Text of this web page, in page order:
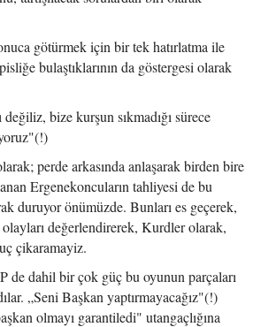
götürmek için bir tek hatırlatma ile
bulaştıklarının da göstergesi olarak
bize kurşun sıkmadığı sürece
perde arkasında anlaşarak birden bire
Ergenekoncuların tahliyesi de bu
duruyor önümüzde. Bunları es geçerek,
değerlendirerek, Kurdler olarak,
çikaramayiz.
de dahil bir çok güç bu oyunun parçaları
„Seni Başkan yaptırmayacağız"(!)
olmayı garantiledi" utangaçlığına